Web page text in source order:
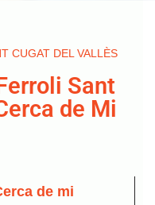
CUGAT DEL VALLÈS
Sant
de Mi
de mi